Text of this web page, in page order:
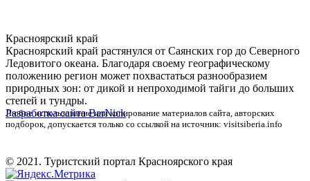
Красноярский край
Красноярский край растянулся от Саянских гор до Северного
Ледовитого океана. Благодаря своему географическому
положению регион может похвастаться разнообразием
природных зон: от дикой и непроходимой тайги до больших
степей и тундры.
Разработка сайтаBarNick
Любое использование или копирование материалов сайта, авторских
подборок, допускается только со ссылкой на источник: visitsiberia.info
© 2021. Туристский портал Красноярского края